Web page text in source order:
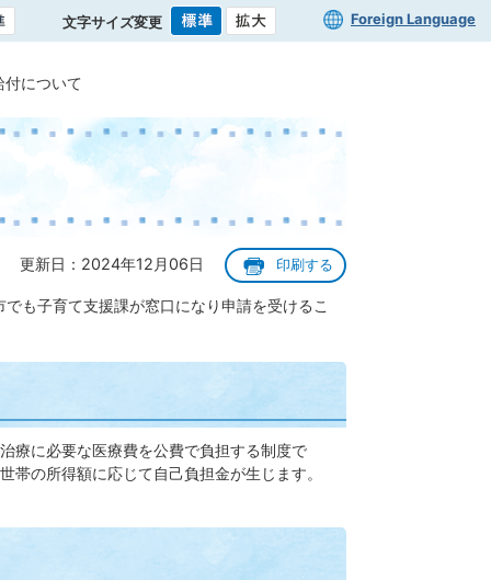
文字サイズ変更 Foreign Language
付について
更新日：2024年12月06日 印刷する
も子育て支援課が窓口になり申請を受けるこ
療に必要な医療費を公費で負担する制度で
の所得額に応じて自己負担金が生じます。